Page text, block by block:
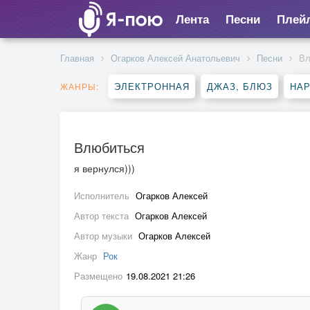
Лента Песни
Главная Огарков Алексей Анатольевич Песни
ЖАНРЫ: ЭЛЕКТРОННАЯ ДЖАЗ, БЛЮЗ
Влюбиться
я вернулся)))
Исполнитель Огарков Алексей
Автор текста Огарков Алексей
Автор музыки Огарков Алексей
Жанр Рок
Размещено 19.08.2021 21:26